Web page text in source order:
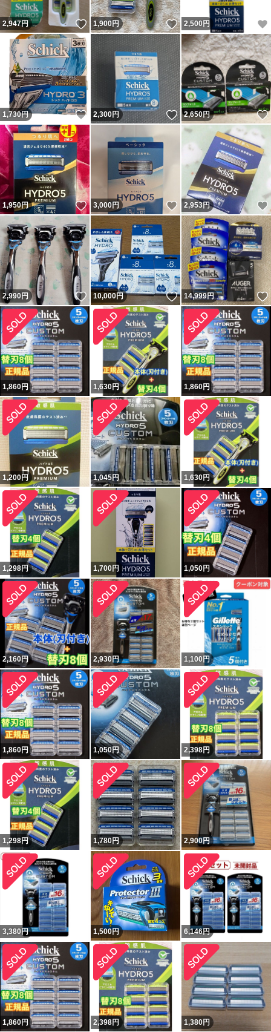
2,947円 いいね！
1,900円 いいね！
2,500 円
1,730円 いいね！
2,300円 いいね！
2,650円
1,950円 いいね！
3,000円 いいね！
2,953円
2,990円 いいね！
10,000円 いいね！
14,999円
1,860円 1,630円 1,860円
1,200円 1,045円 1,630円
1,298円 1,700円 1,050円
2,160円 2,930円 1,100 円
1,860円 1,050円 2,398円
1,298円 1,780円 2,900円
3,380 円 1,500円 6,146円
1,860円 2,398円 1,380円